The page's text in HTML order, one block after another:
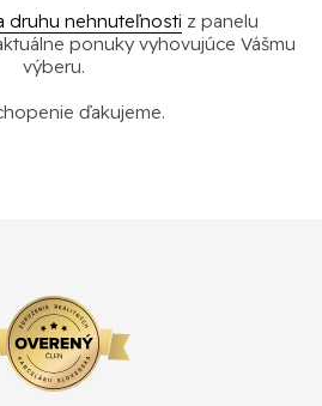
druhu nehnuteľnosti z panelu
ponuky vyhovujúce Vášmu
výberu.
ďakujeme.